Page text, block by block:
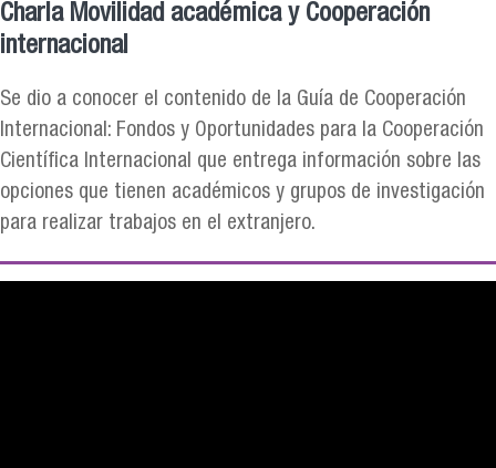
Charla Movilidad académica y Cooperación
internacional
Se dio a conocer el contenido de la Guía de Cooperación
Internacional: Fondos y Oportunidades para la Cooperación
Científica Internacional que entrega información sobre las
opciones que tienen académicos y grupos de investigación
para realizar trabajos en el extranjero.